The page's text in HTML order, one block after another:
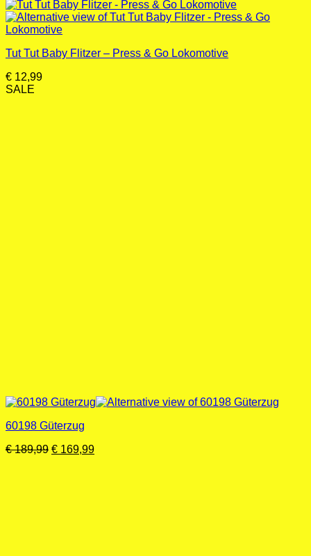
Tut Tut Baby Flitzer – Press & Go Lokomotive
€ 12,99
SALE
60198 Güterzug
€189,99 Ursprünglicher
€ 169,99Aktueller